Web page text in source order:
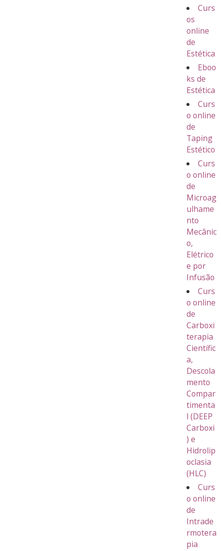
Curs
os
online
de
Estética
Eboo
ks de
Estética
Curs
o online
de
Taping
Estético
Curs
o online
de
Microag
ulhame
nto
Mecânic
o,
Elétrico
e por
Infusão
Curs
o online
de
Carboxi
terapia
Científic
a,
Descola
mento
Compar
timenta
l (DEEP
Carboxi
) e
Hidrolip
oclasia
(HLC)
Curs
o online
de
Intrade
rmotera
pia